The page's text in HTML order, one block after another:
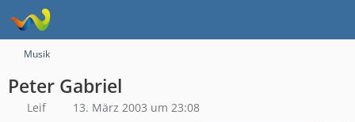
Musik
Peter Gabriel
Leif 13. März 2003 um 23:08